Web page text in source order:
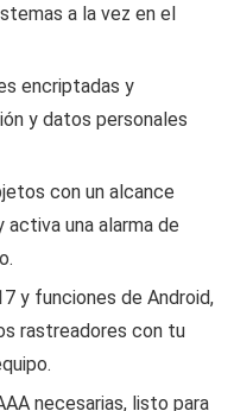
a la vez en el
encriptadas y
y datos personales
con un alcance
una alarma de
y funciones de Android,
rastreadores con tu
necesarias, listo para